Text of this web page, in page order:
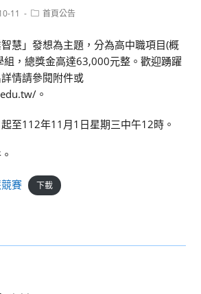
11
Post首頁公告
慧」發想為主題，分為高中職項目(概
組，總獎金高達63,000元整。歡迎踴躍
情請參閱附件或
。
至112年11月1日星期三中午12時。
賽 下載